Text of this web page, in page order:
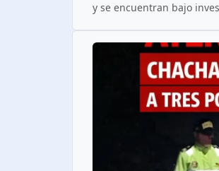
y se encuentran bajo